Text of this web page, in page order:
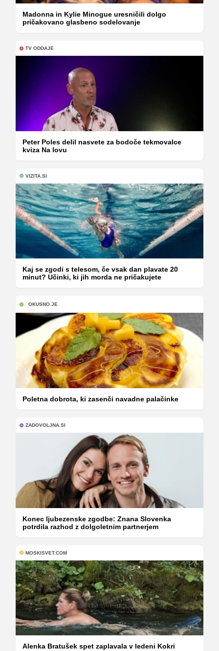
Madonna in Kylie Minogue uresničili dolgo
pričakovano glasbeno sodelovanje
TV ODDAJE
Peter Poles delil nasvete za bodoče tekmovalce
kviza Na lovu
VIZITA.SI
Kaj se zgodi s telesom, če vsak dan plavate 20
minut? Učinki, ki jih morda ne pričakujete
OKUSNO.JE
Poletna dobrota, ki zasenči navadne palačinke
ZADOVOLJNA.SI
Konec ljubezenske zgodbe: Znana Slovenka
potrdila razhod z dolgoletnim partnerjem
MOSKISVET.COM
Alenka Bratušek spet zaplavala v ledeni Kokri